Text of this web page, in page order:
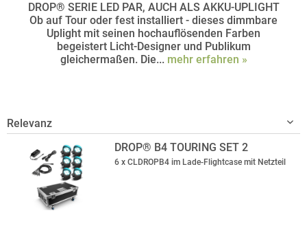
DROP® SERIE LED PAR, AUCH ALS AKKU-UPLIGHT
Ob auf Tour oder fest installiert - dieses dimmbare
Uplight mit seinen hochauflösenden Farben
begeistert Licht-Designer und Publikum
gleichermaßen. Die... mehr erfahren »
DROP® B4 TOURING SET 2
6 x CLDROPB4 im Lade-Flightcase mit Netzteil